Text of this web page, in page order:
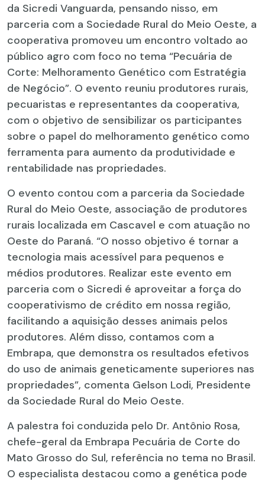
da Sicredi Vanguarda, pensando nisso, em
parceria com a Sociedade Rural do Meio Oeste, a
cooperativa promoveu um encontro voltado ao
público agro com foco no tema “Pecuária de
Corte: Melhoramento Genético com Estratégia
de Negócio”. O evento reuniu produtores rurais,
pecuaristas e representantes da cooperativa,
com o objetivo de sensibilizar os participantes
sobre o papel do melhoramento genético como
ferramenta para aumento da produtividade e
rentabilidade nas propriedades.
O evento contou com a parceria da Sociedade
Rural do Meio Oeste, associação de produtores
rurais localizada em Cascavel e com atuação no
Oeste do Paraná. “O nosso objetivo é tornar a
tecnologia mais acessível para pequenos e
médios produtores. Realizar este evento em
parceria com o Sicredi é aproveitar a força do
cooperativismo de crédito em nossa região,
facilitando a aquisição desses animais pelos
produtores. Além disso, contamos com a
Embrapa, que demonstra os resultados efetivos
do uso de animais geneticamente superiores nas
propriedades”, comenta Gelson Lodi, Presidente
da Sociedade Rural do Meio Oeste.
A palestra foi conduzida pelo Dr. Antônio Rosa,
chefe-geral da Embrapa Pecuária de Corte do
Mato Grosso do Sul, referência no tema no Brasil.
O especialista destacou como a genética pode